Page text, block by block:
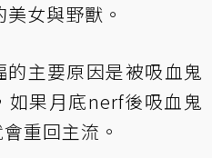
美女與野獸 。
的主要原因是被吸血鬼
如果月底nerf後吸血鬼
重回主流。